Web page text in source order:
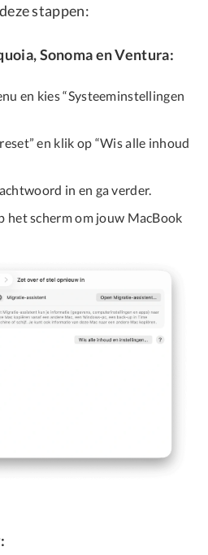
stappen:
Sonoma en Ventura:
en kies “Systeeminstellingen
en klik op “Wis alle inhoud
in en ga verder.
het scherm om jouw MacBook